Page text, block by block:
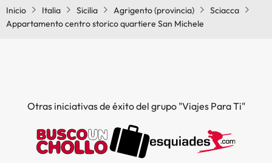
Inicio
Italia Sicilia Agrigento (provincia)
Sciacca
Appartamento centro storico quartiere San Michele
Otras iniciativas de éxito del grupo "Viajes Para Ti"